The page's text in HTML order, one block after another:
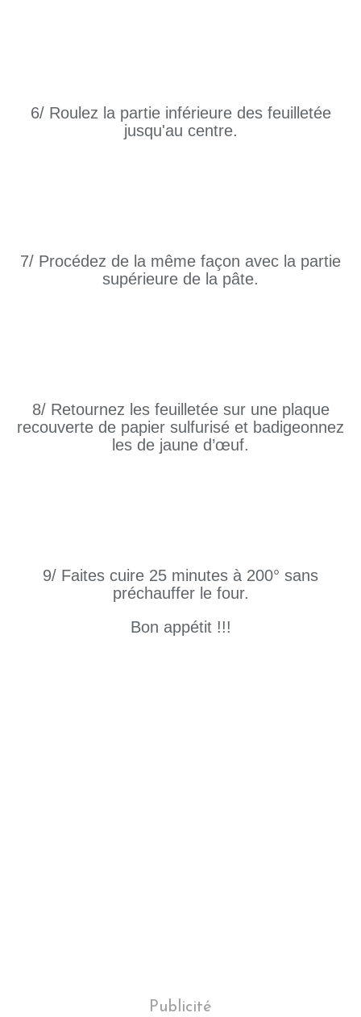
6/ Roulez la partie inférieure des feuilletée
jusqu'au centre.
7/ Procédez de la même façon avec la partie
supérieure de la pâte.
8/ Retournez les feuilletée sur une plaque
recouverte de papier sulfurisé et badigeonnez
les de jaune d’œuf.
9/ Faites cuire 25 minutes à 200° sans
préchauffer le four.
Bon appétit !!!
Publicité